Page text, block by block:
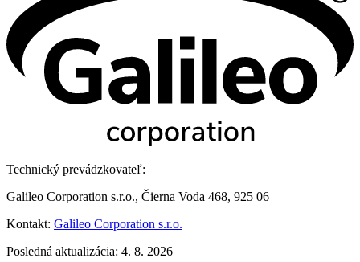
Technický prevádzkovateľ:
Galileo Corporation s.r.o., Čierna Voda 468, 925 06
Kontakt: Galileo Corporation s.r.o.
Posledná aktualizácia: 4. 8. 2026